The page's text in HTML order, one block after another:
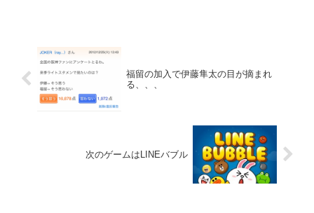
福留の加入で伊藤隼太の目が摘まれ
る、、、
次のゲームはLINEバブル